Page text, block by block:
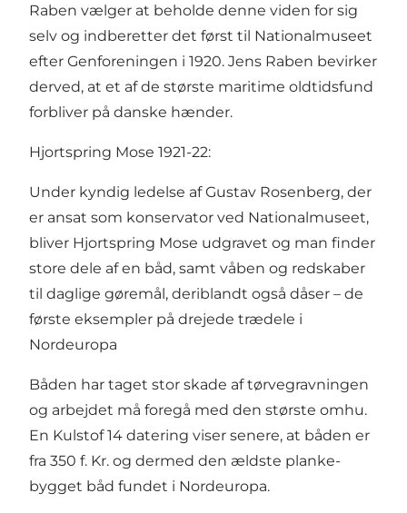
Raben vælger at beholde denne viden for sig
selv og indberetter det først til Nationalmuseet
efter Genforeningen i 1920. Jens Raben bevirker
derved, at et af de største maritime oldtidsfund
forbliver på danske hænder.
Hjortspring Mose 1921-22:
Under kyndig ledelse af Gustav Rosenberg, der
er ansat som konservator ved Nationalmuseet,
bliver Hjortspring Mose udgravet og man finder
store dele af en båd, samt våben og redskaber
til daglige gøremål, deriblandt også dåser – de
første eksempler på drejede trædele i
Nordeuropa
Båden har taget stor skade af tørvegravningen
og arbejdet må foregå med den største omhu.
En Kulstof 14 datering viser senere, at båden er
fra 350 f. Kr. og dermed den ældste planke-
bygget båd fundet i Nordeuropa.